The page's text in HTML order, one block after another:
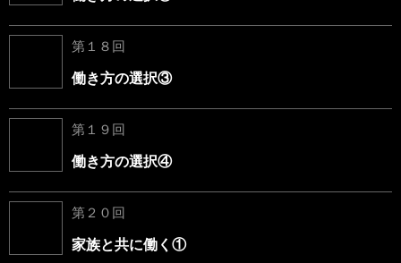
第１８回
働き方の選択③
第１９回
働き方の選択④
第２０回
家族と共に働く①